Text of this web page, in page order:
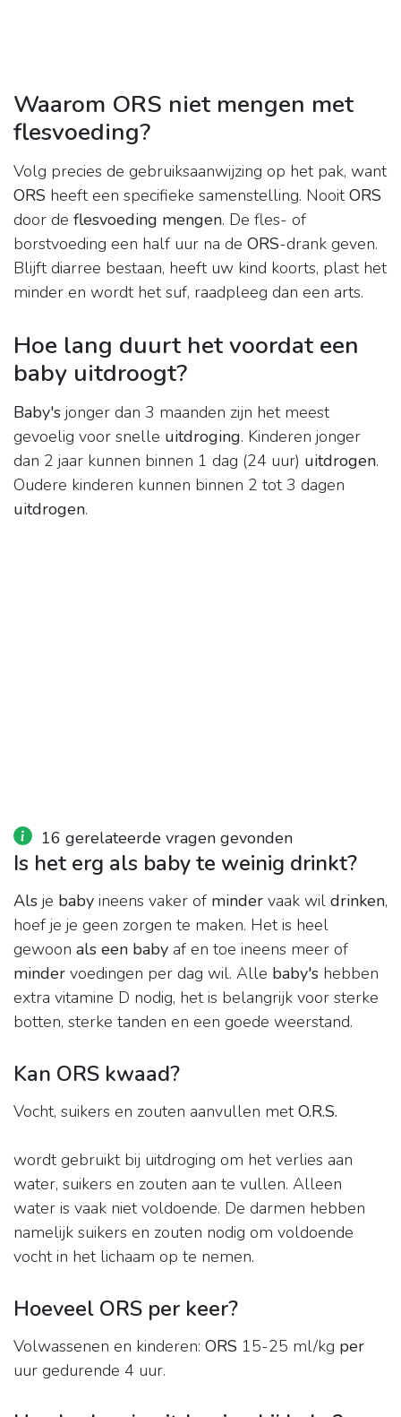
Waarom ORS niet mengen met
flesvoeding?
Volg precies de gebruiksaanwijzing op het pak, want
ORS heeft een specifieke samenstelling. NooitORS
door de flesvoeding mengen. De fles- of
borstvoeding een half uur na de ORS-drank geven.
Blijft diarree bestaan, heeft uw kind koorts, plast het
minder en wordt het suf, raadpleeg dan een arts.
Hoe lang duurt het voordat een
baby uitdroogt?
Baby's jonger dan 3 maanden zijn het meest
gevoelig voor snelle uitdroging. Kinderen jonger
dan 2 jaar kunnen binnen 1 dag (24 uur) uitdrogen.
Oudere kinderen kunnen binnen 2 tot 3 dagen
uitdrogen.
16 gerelateerde vragen gevonden
Is het erg als baby te weinig drinkt?
Als je baby ineens vaker of minder vaak wil drinken,
hoef je je geen zorgen te maken. Het is heel
gewoon als een baby af en toe ineens meer of
minder voedingen per dag wil. Alle baby's hebben
extra vitamine D nodig, het is belangrijk voor sterke
botten, sterke tanden en een goede weerstand.
Kan ORS kwaad?
Vocht, suikers en zouten aanvullen metO.R.S.
wordt gebruikt bij uitdroging om het verlies aan
water, suikers en zouten aan te vullen. Alleen
water is vaak niet voldoende. De darmen hebben
namelijk suikers en zouten nodig om voldoende
vocht in het lichaam op te nemen.
Hoeveel ORS per keer?
Volwassenen en kinderen: ORS 15-25 ml/kg per
uur gedurende 4 uur.